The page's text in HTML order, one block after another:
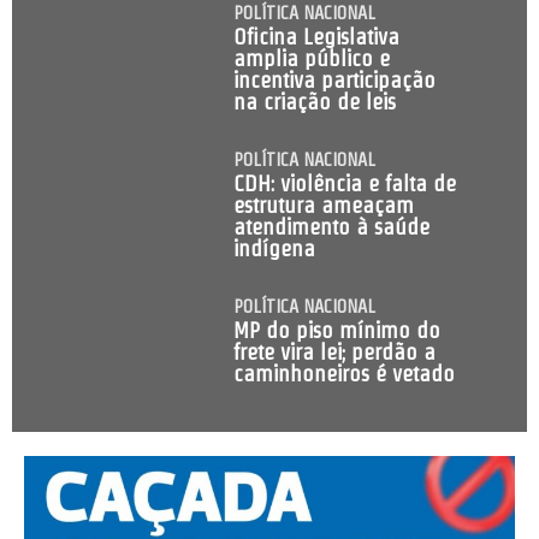
POLÍTICA NACIONAL
Oficina Legislativa
amplia público e
incentiva participação
na criação de leis
POLÍTICA NACIONAL
CDH: violência e falta de
estrutura ameaçam
atendimento à saúde
indígena
POLÍTICA NACIONAL
MP do piso mínimo do
frete vira lei; perdão a
caminhoneiros é vetado